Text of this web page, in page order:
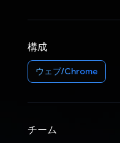
構成
ウェブ/Chrome
チーム